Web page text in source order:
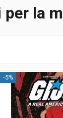
la
-5%